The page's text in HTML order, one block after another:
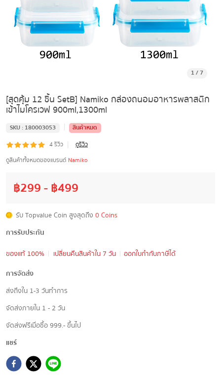
1 / 7
[สุดคุ้ม 12 ชิ้น SetB] Namiko กล่องถนอมอาหารพลาสติก
เข้าไมโครเวฟ 900ml,1300ml
SKU : 180003053 |
สินค้าหมด
4รีวิว |
ดูรีวิว
ดูสินค้าทั้งหมดของแบรนด์ Namiko
฿299- ฿499
รับ Topvalue Coin สูงสุดถึง 0 Coins
การรับประกัน
ของแท้ 100%
เปลี่ยนคืนสินค้าใน 7 วัน
ออกใบกำกับภาษีได้
การจัดส่ง
ส่งถึงใน 1-3 วันทำการ
จัดส่งภายใน 1 - 2 วัน
จัดส่งฟรีเมื่อซื้อ 999.- ขึ้นไป
แชร์